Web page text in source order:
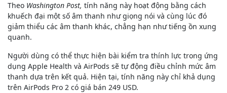
Theo Washington Post, tính năng này hoạt động bằng cách
khuếch đại một số âm thanh như giọng nói và cùng lúc đó
giảm thiểu các âm thanh khác, chẳng hạn như tiếng ồn xung
quanh.
Người dùng có thể thực hiện bài kiểm tra thính lực trong ứng
dụng Apple Health và AirPods sẽ tự động điều chỉnh mức âm
thanh dựa trên kết quả. Hiện tại, tính năng này chỉ khả dụng
trên AirPods Pro 2 có giá bán 249 USD.